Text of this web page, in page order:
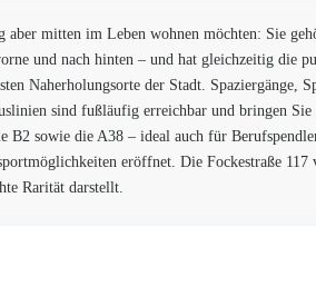
mitten im Leben wohnen möchten: Sie
und nach hinten – und hat gleichzeitig die
der Stadt. Spaziergänge,
sind fußläufig erreichbar und bringen
sowie die A38 – ideal auch für
eröffnet. Die Fockestraße
Rarität darstellt.